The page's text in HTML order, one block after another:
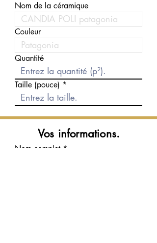
Nom de la céramique
Couleur
Quantité
Taille (pouce)
Vos informations.
Nom complet